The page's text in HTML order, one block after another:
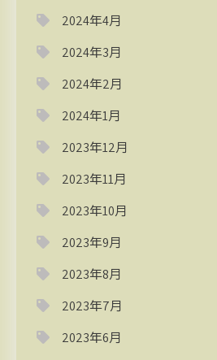
2024年4月
2024年3月
2024年2月
2024年1月
2023年12月
2023年11月
2023年10月
2023年9月
2023年8月
2023年7月
2023年6月